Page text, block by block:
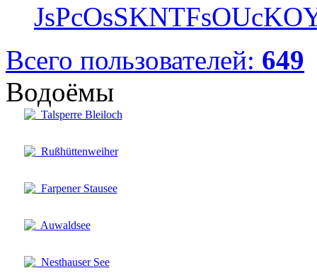
Всего пользователей: 649
Водоёмы
Talsperre Bleiloch
Rußhüttenweiher
Farpener Stausee
Auwaldsee
Nesthauser See